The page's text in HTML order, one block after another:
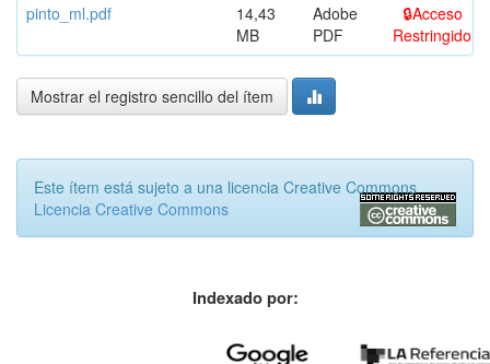
pinto_ml.pdf
14,43
MB
Adobe
PDF
Acceso
Restringido
Mostrar el registro sencillo del ítem
Este ítem está sujeto a una licencia Creative Commons
Licencia Creative Commons
Indexado por: